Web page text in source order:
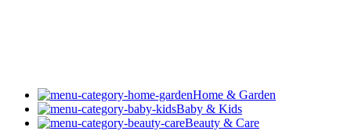
Home & Garden
Baby & Kids
Beauty & Care